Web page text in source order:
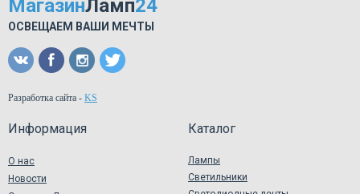
МагазинЛамп24
ОСВЕЩАЕМ ВАШИ МЕЧТЫ
Разработка сайта - KS
Информация
О нас
Новости
Каталог
Лампы
Светильники